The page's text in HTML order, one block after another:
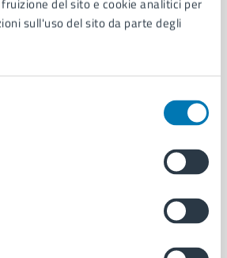
del sito e cookie analitici per
sull'uso del sito da parte degli
e protocollo